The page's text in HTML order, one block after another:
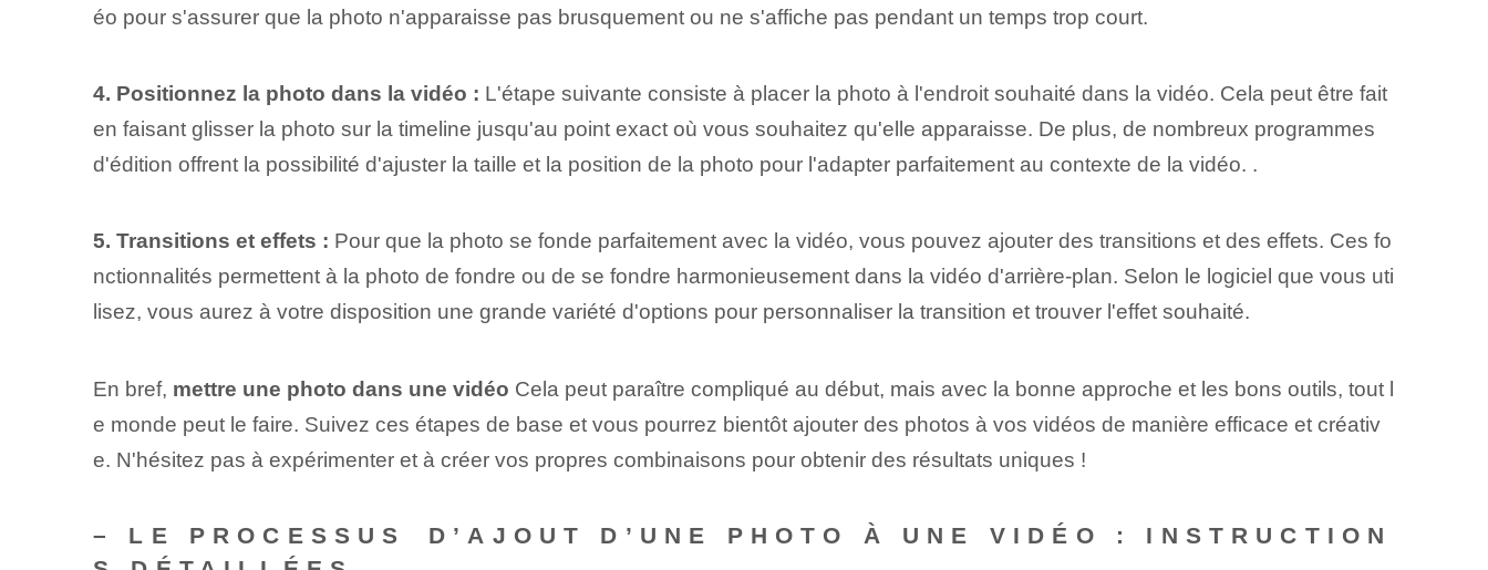
éo pour s'assurer que la photo n'apparaisse pas brusquement ou ne s'affiche pas pendant un temps trop court.
4.‍ Positionnez la photo dans la vidéo : L'étape suivante consiste à placer la photo à l'endroit souhaité dans la vidéo. Cela peut être fait
en faisant glisser la photo sur la timeline jusqu'au point exact où vous souhaitez qu'elle apparaisse. De plus, de nombreux programmes
d'édition offrent la possibilité d'ajuster la taille et la position de la photo pour l'adapter parfaitement au contexte de la vidéo. .
5. Transitions⁢ et‌ effets : Pour que la photo se fonde parfaitement avec la vidéo, vous pouvez ajouter des transitions et des effets. Ces fo
nctionnalités permettent à la photo de fondre ou de se fondre harmonieusement dans la vidéo d'arrière-plan. Selon le logiciel que vous uti
lisez, vous aurez à votre disposition une grande variété d'options pour personnaliser la transition et trouver l'effet souhaité.
En bref, mettre une photo dans une vidéo Cela peut paraître compliqué au début, mais avec la bonne approche et les bons outils, tout l
e monde peut le faire. Suivez ces étapes de base et vous pourrez bientôt ajouter des photos à vos vidéos de manière efficace et créativ
e. N'hésitez pas à expérimenter et à créer vos propres combinaisons pour obtenir des résultats uniques !
– LE PROCESSUS⁢ D’AJOUT D’UNE PHOTO À UNE VIDÉO : INSTRUCTION